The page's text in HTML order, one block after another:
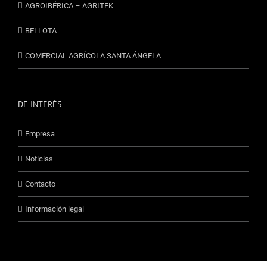
AGROIBÉRICA – AGRITEK
BELLOTA
COMERCIAL AGRÍCOLA SANTA ÁNGELA
DE INTERÉS
Empresa
Noticias
Contacto
Información legal